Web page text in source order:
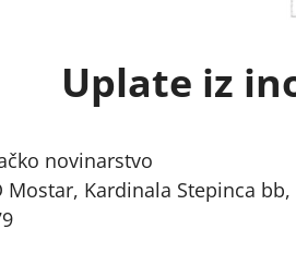
Uplate iz
novinarstvo
Mostar, Kardinala Stepinca